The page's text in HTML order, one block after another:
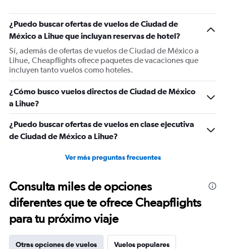
Y
axis
displaying
values.
Range:
0
1800.
¿Puedo buscar ofertas de vuelos de Ciudad de
México a Lihue que incluyan reservas de hotel?
Sí, además de ofertas de vuelos de Ciudad de México a
Lihue, Cheapflights ofrece paquetes de vacaciones que
incluyen tanto vuelos como hoteles.
¿Cómo busco vuelos directos de Ciudad de México
a Lihue?
¿Puedo buscar ofertas de vuelos en clase ejecutiva
de Ciudad de México a Lihue?
Ver más preguntas frecuentes
Consulta miles de opciones
diferentes que te ofrece Cheapflights
para tu próximo viaje
Otras opciones de vuelos Vuelos populares